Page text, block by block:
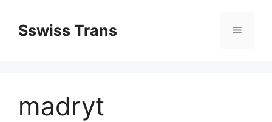
treściSswiss Trans Menu
madryt